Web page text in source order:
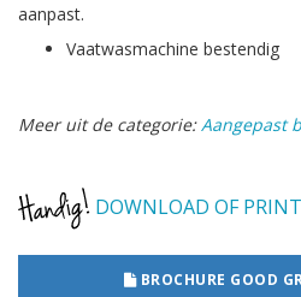
aanpast.
Vaatwasmachine bestendig
Meer uit de categorie: Aangepast
DOWNLOAD OF
BROCHURE GOOD